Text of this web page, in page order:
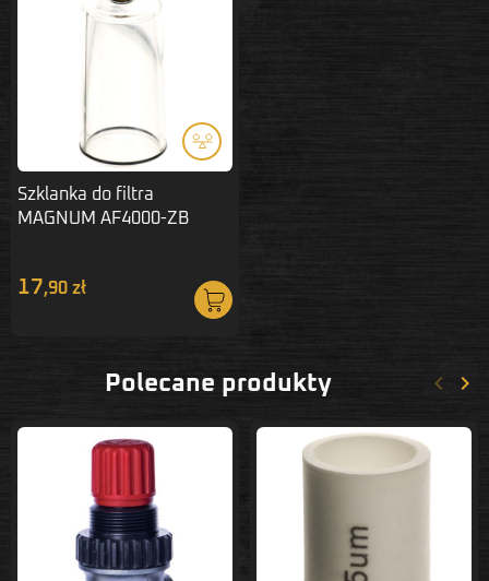
Szklanka do filtra
MAGNUM AF4000-ZB
17,90 zł
Polecane produkty keyboard_arrow_left keyboard_arrow_right